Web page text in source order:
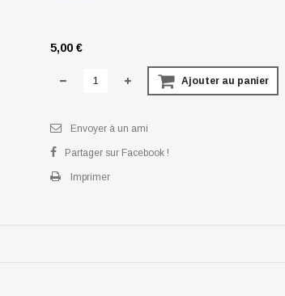
5,00 €
Ajouter au panier
Envoyer à un ami
Partager sur Facebook !
Imprimer